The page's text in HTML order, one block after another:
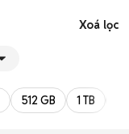
Xoá lọc
512 GB 1 TB